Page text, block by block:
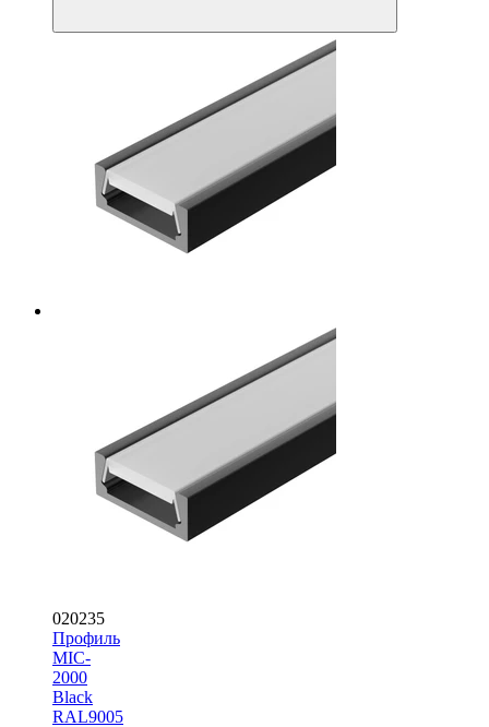
020235
Профиль
MIC-
2000
Black
RAL9005